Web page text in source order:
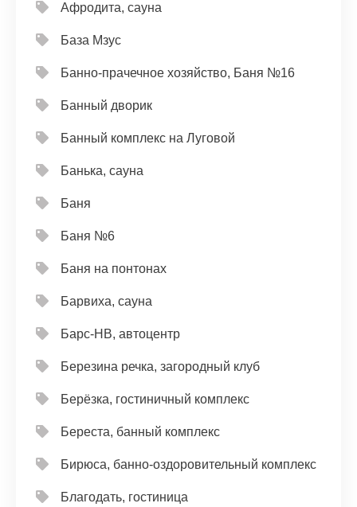
Афродита, сауна
База Мзус
Банно-прачечное хозяйство, Баня №16
Банный дворик
Банный комплекс на Луговой
Банька, сауна
Баня
Баня №6
Баня на понтонах
Барвиха, сауна
Барс-НВ, автоцентр
Березина речка, загородный клуб
Берёзка, гостиничный комплекс
Береста, банный комплекс
Бирюса, банно-оздоровительный комплекс
Благодать, гостиница